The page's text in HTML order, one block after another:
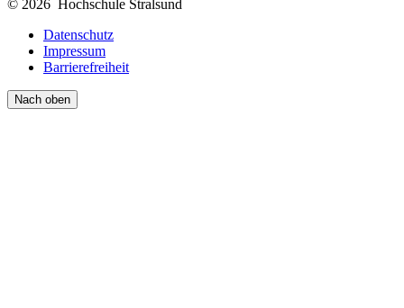
© 2026 Hochschule Stralsund
Datenschutz
Impressum
Barrierefreiheit
Nach oben